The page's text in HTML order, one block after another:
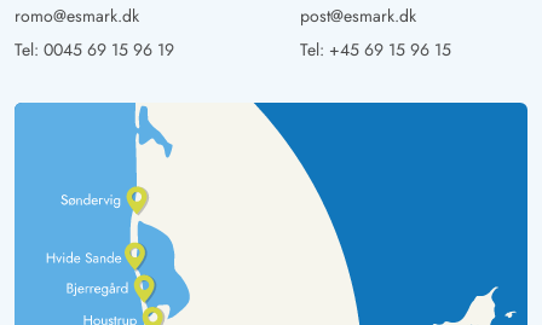
romo@esmark.dk
Tel: 0045 69 15 96 19
post@esmark.dk
Tel: +45 69 15 96 15